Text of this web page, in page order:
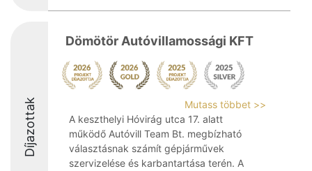
Díjazottak
Dömötör Autóvillamossági KFT
Mutass többet >>
A keszthelyi Hóvirág utca 17. alatt
működő Autóvill Team Bt. megbízható
választásnak számít gépjárművek
szervizelése és karbantartása terén. A